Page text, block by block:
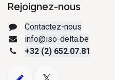
Rejoignez-nous
Contactez-nous
info@iso-delta.be
+32 (2) 652.07.81